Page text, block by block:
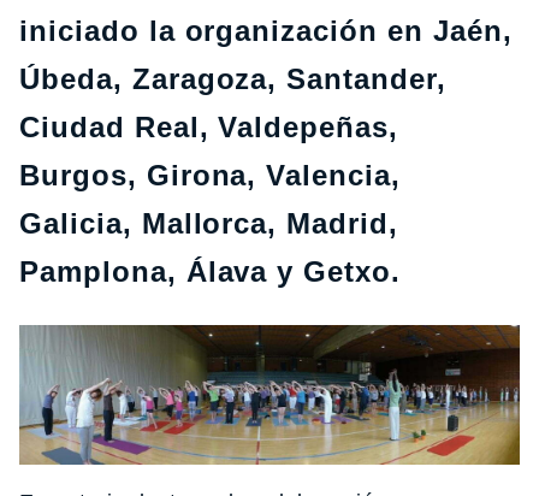
iniciado la organización en Jaén,
Úbeda, Zaragoza, Santander,
Ciudad Real, Valdepeñas,
Burgos, Girona, Valencia,
Galicia, Mallorca, Madrid,
Pamplona, Álava y Getxo.